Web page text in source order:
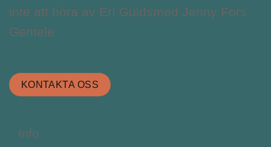
inte att höra av Er! Guldsmed Jenny Fors
Gentele
KONTAKTA OSS
Info